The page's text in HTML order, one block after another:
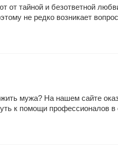
тайной и безответной
не редко возникает
мужа? На нашем сайте
к помощи профессионалов